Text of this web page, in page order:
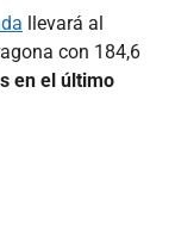
llevará al
con 184,6
en el último